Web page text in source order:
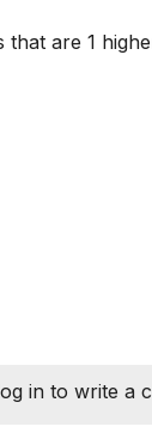
are 1
in to write a